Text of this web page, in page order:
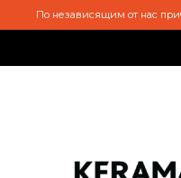
По независящим от нас